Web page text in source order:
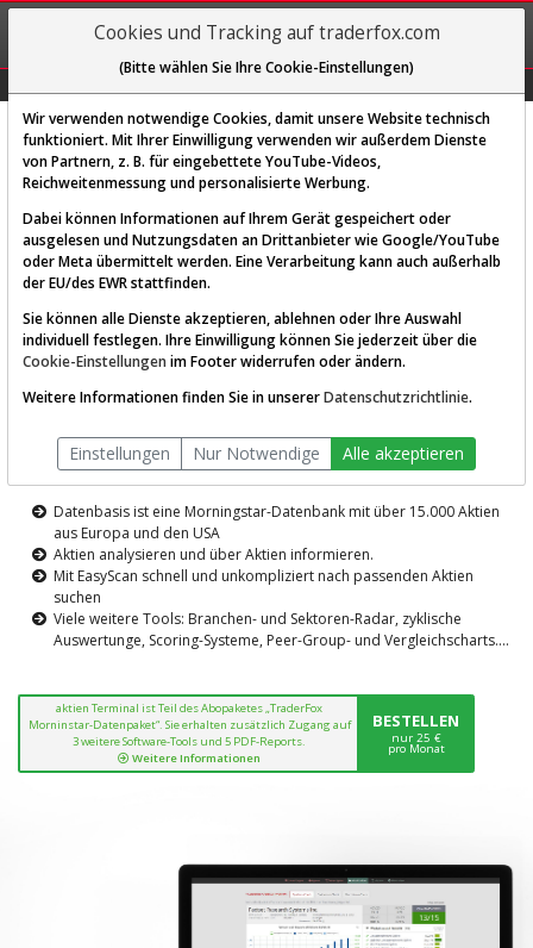
REGIS-
TRIEREN
Diese Funktion ist nur für
AKTIEN-TERMINAL
Die Aktienanalyse-Plattform von
TraderFox
Datenbasis ist eine Morningstar-Datenbank mit über 15.000 Aktien
aus Europa und den USA
Aktien analysieren und über Aktien informieren.
Mit EasyScan schnell und unkompliziert nach passenden Aktien
suchen
Viele weitere Tools: Branchen- und Sektoren-Radar, zyklische
Auswertunge, Scoring-Systeme, Peer-Group- und Vergleichscharts....
aktien Terminal ist Teil des Abopaketes „TraderFox
Morninstar-Datenpaket“. Sie erhalten zusätzlich Zugang auf
3 weitere Software-Tools und 5 PDF-Reports.
Weitere Informationen
BESTELLEN
nur 25 €
pro Monat
Cookies und Tracking auf traderfox.com
(Bitte wählen Sie Ihre Cookie-Einstellungen)
Wir verwenden notwendige Cookies, damit unsere Website technisch
funktioniert. Mit Ihrer Einwilligung verwenden wir außerdem Dienste
von Partnern, z. B. für eingebettete YouTube-Videos,
Reichweitenmessung und personalisierte Werbung.
Dabei können Informationen auf Ihrem Gerät gespeichert oder
ausgelesen und Nutzungsdaten an Drittanbieter wie Google/YouTube
oder Meta übermittelt werden. Eine Verarbeitung kann auch außerhalb
der EU/des EWR stattfinden.
Sie können alle Dienste akzeptieren, ablehnen oder Ihre Auswahl
individuell festlegen. Ihre Einwilligung können Sie jederzeit über die
Cookie-Einstellungen im Footer widerrufen oder ändern.
Weitere Informationen finden Sie in unsererDatenschutzrichtlinie.
Einstellungen Nur Notwendige Alle akzeptieren